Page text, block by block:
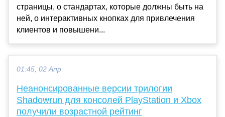
страницы, о стандартах, которые должны быть на
ней, о интерактивных кнопках для привлечения
клиентов и повышени...
01:45, 02 Апр
Неанонсированные версии трилогии
Shadowrun для консолей PlayStation и Xbox
получили возрастной рейтинг